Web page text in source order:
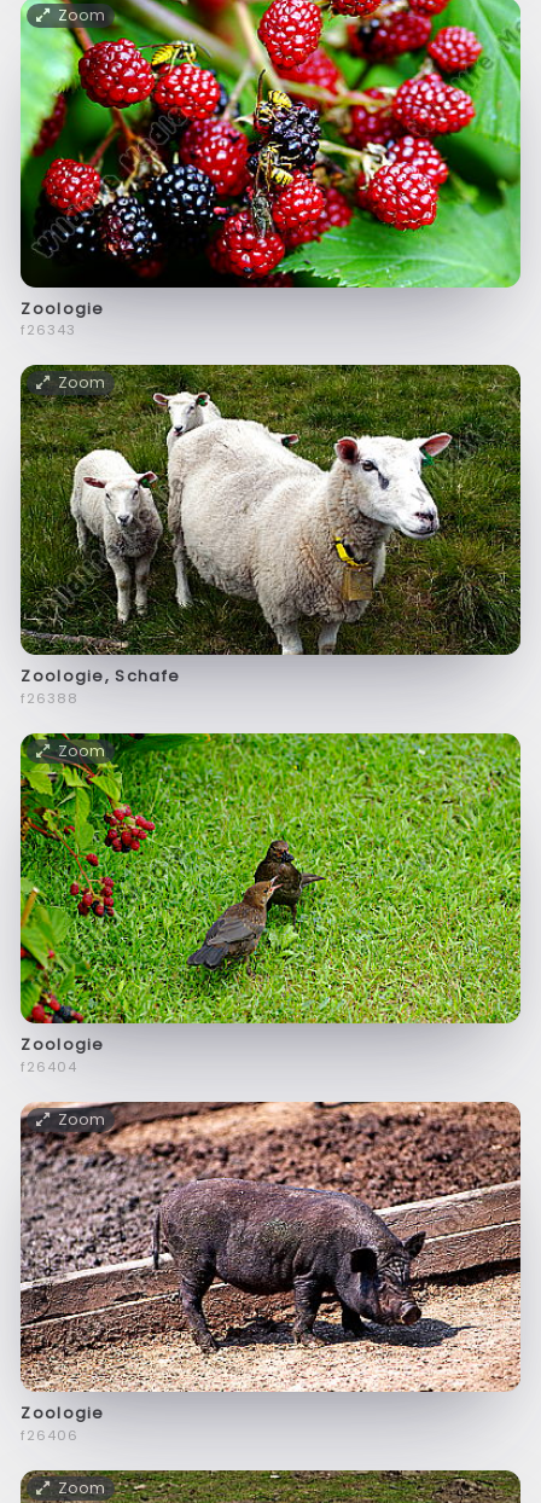
Zoom
Zoologie
f26343
Zoom
Zoologie, Schafe
f26388
Zoom
Zoologie
f26404
Zoom
Zoologie
f26406
Zoom